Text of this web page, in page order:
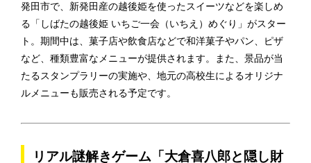
発田市で、新発田産の越後姫を使ったスイーツなどを楽しめ
る「しばたの越後姫 いちご一会（いちえ）めぐり」がスター
ト。期間中は、菓子店や飲食店などで和洋菓子やパン、ピザ
など、種類豊富なメニューが提供されます。また、景品が当
たるスタンプラリーの実施や、地元の高校生によるオリジナ
ルメニューも販売される予定です。
リアル謎解きゲーム「大倉喜八郎と隠し財